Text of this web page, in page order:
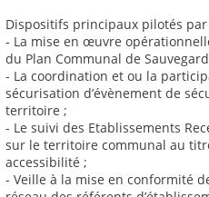
Dispositifs principaux pilotés par
- La mise en œuvre
du Plan Communal de
- La coordination et ou la
sécurisation d’évènement de
territoire ;
- Le suivi des Etablissements
sur le territoire communal au
accessibilité ;
- Veille à la mise en conformité